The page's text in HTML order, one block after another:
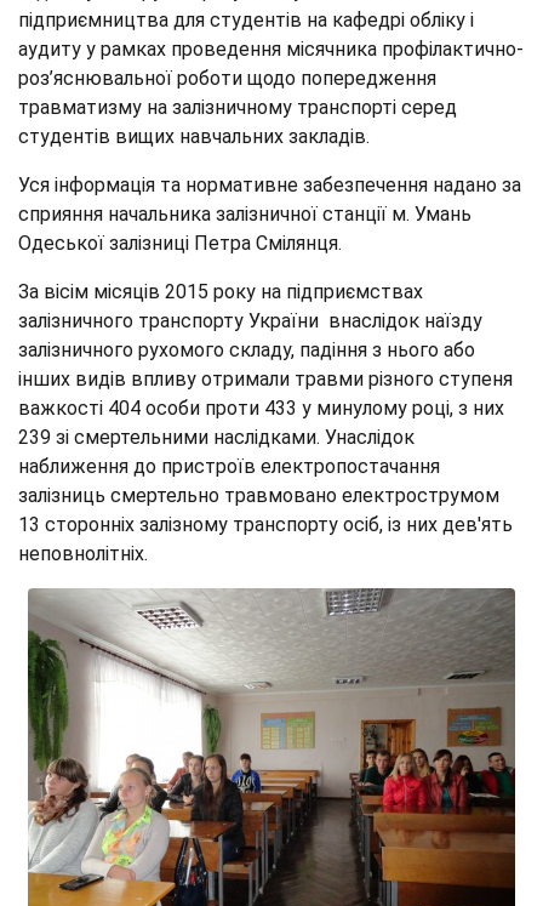
підприємництва для студентів на кафедрі обліку і
аудиту у рамках проведення місячника профілактично-
роз’яснювальної роботи щодо попередження
травматизму на залізничному транспорті серед
студентів вищих навчальних закладів.
Уся інформація та нормативне забезпечення надано за
сприяння начальника залізничної станції м. Умань
Одеської залізниці Петра Смілянця.
За вісім місяців 2015 року на підприємствах
залізничного транспорту України внаслідок наїзду
залізничного рухомого складу, падіння з нього або
інших видів впливу отримали травми різного ступеня
важкості 404 особи проти 433 у минулому році, з них
239 зі смертельними наслідками. Унаслідок
наближення до пристроїв електропостачання
залізниць смертельно травмовано електрострумом
13 сторонніх залізному транспорту осіб, із них дев'ять
неповнолітніх.